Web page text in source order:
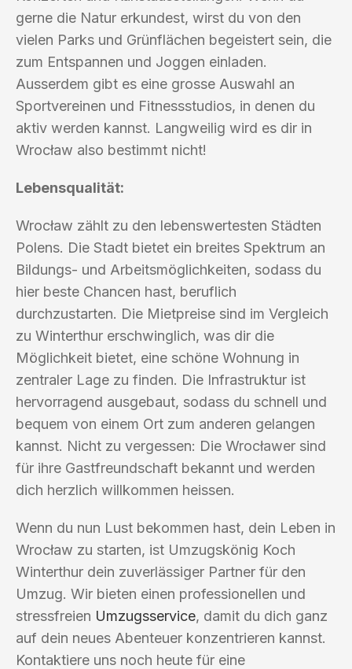
gerne die Natur erkundest, wirst du von den
vielen Parks und Grünflächen begeistert sein, die
zum Entspannen und Joggen einladen.
Ausserdem gibt es eine grosse Auswahl an
Sportvereinen und Fitnessstudios, in denen du
aktiv werden kannst. Langweilig wird es dir in
Wrocław also bestimmt nicht!
Lebensqualität:
Wrocław zählt zu den lebenswertesten Städten
Polens. Die Stadt bietet ein breites Spektrum an
Bildungs- und Arbeitsmöglichkeiten, sodass du
hier beste Chancen hast, beruflich
durchzustarten. Die Mietpreise sind im Vergleich
zu Winterthur erschwinglich, was dir die
Möglichkeit bietet, eine schöne Wohnung in
zentraler Lage zu finden. Die Infrastruktur ist
hervorragend ausgebaut, sodass du schnell und
bequem von einem Ort zum anderen gelangen
kannst. Nicht zu vergessen: Die Wrocławer sind
für ihre Gastfreundschaft bekannt und werden
dich herzlich willkommen heissen.
Wenn du nun Lust bekommen hast, dein Leben in
Wrocław zu starten, ist Umzugskönig Koch
Winterthur dein zuverlässiger Partner für den
Umzug. Wir bieten einen professionellen und
stressfreien Umzugsservice, damit du dich ganz
auf dein neues Abenteuer konzentrieren kannst.
Kontaktiere uns noch heute für eine